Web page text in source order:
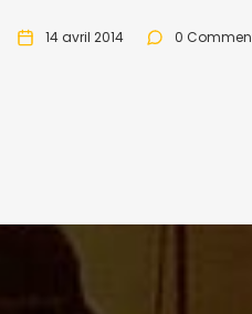
14 avril 2014 0